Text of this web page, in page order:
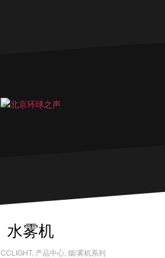
水雾机
CCLIGHT, 产品中心 烟/雾机系列